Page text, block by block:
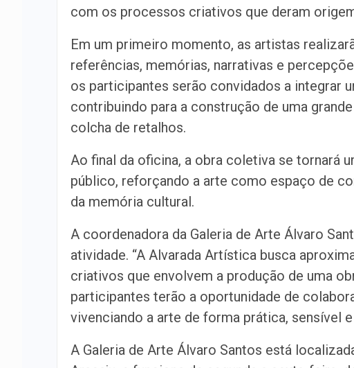
com os processos criativos que deram
Em um primeiro momento, as artistas
referências, memórias, narrativas e
os participantes serão convidados a integrar
contribuindo para a construção de uma
colcha de retalhos.
Ao final da oficina, a obra coletiva se tornará
público, reforçando a arte como espaço de
da memória cultural.
A coordenadora da Galeria de Arte Álvaro
atividade. “A Alvarada Artística busca
criativos que envolvem a produção de uma
participantes terão a oportunidade de
vivenciando a arte de forma prática, sensível
A Galeria de Arte Álvaro Santos está